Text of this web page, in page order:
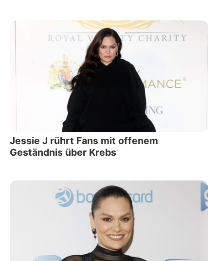
Jessie J rührt Fans mit offenem
Geständnis über Krebs